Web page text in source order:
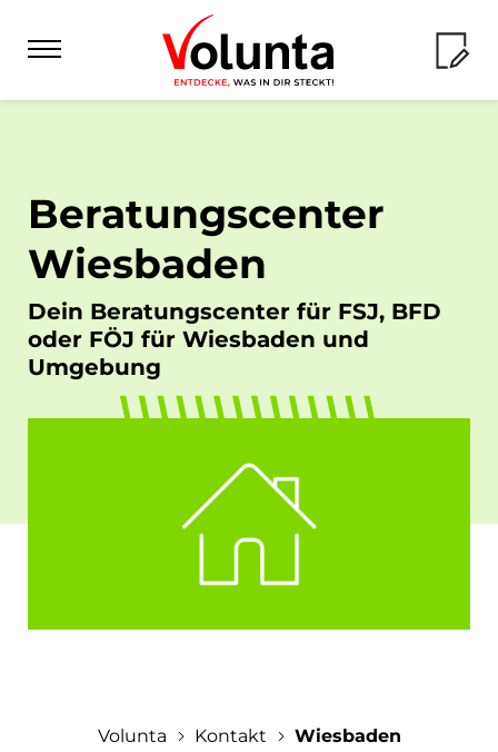
Angebot
Checkliste
Erfahrungsberichte
Empfiehl dein FSJ
Freiwilligen-Wiki
FÖJ
Angebot
Checkliste
Auslandsdienste
Angebot
Checkliste
Erfahrungsberichte
Auslands-Wiki
Volunteering
Erfahrungsberichte
Lehrkräfte & Berufsberatung
Beratungscenter
Wiesbaden
Dein Beratungscenter für FSJ, BFD
oder FÖJ für Wiesbaden und
Umgebung
Volunta Kontakt Wiesbaden